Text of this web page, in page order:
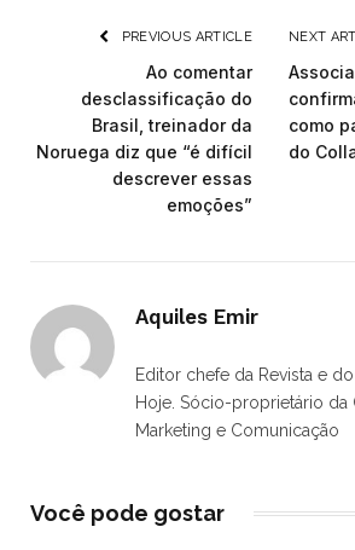
PREVIOUS ARTICLE
Ao comentar
desclassificação do
Brasil, treinador da
Noruega diz que “é difícil
descrever essas
emoções”
NEXT
como
do
Aquiles Emir
Editor chefe da Revista e
Hoje. Sócio-proprietário da
Marketing e Comunicação
Você pode gostar